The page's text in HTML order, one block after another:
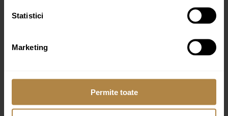
Statistici
Marketing
Permite toate
Pară de duș 2 funcții Invena STONE PLUS crom